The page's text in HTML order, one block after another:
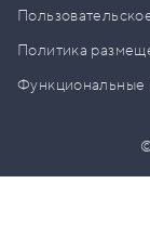
Политика